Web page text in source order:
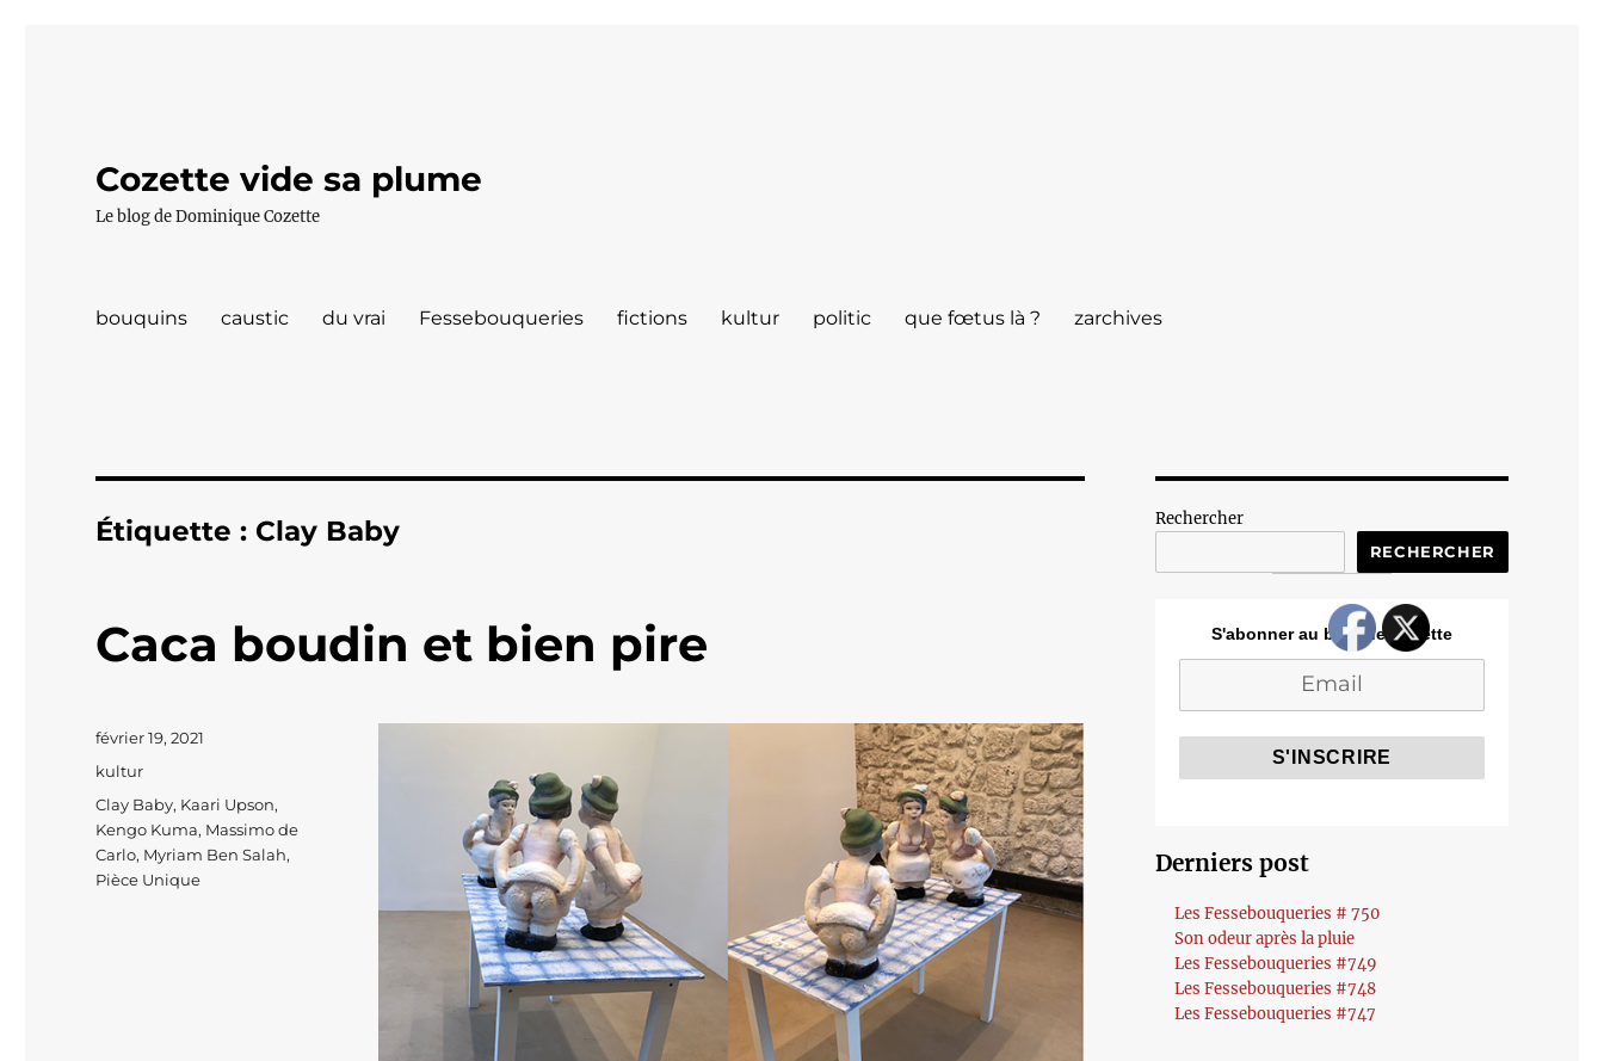
Cozette vide sa plume
Le blog de Dominique Cozette
bouquins caustic du vrai Fessebouqueries fictions kultur politic que fœtus là ? zarchives
Étiquette : Clay Baby
Caca boudin et bien pire
Publié
le
février 19, 2021
Catégories
kultur
Étiquettes
Clay Baby, Kaari Upson,
Kengo Kuma, Massimo de
Carlo, Myriam Ben Salah,
Pièce Unique
Rechercher
RECHERCHER
S'abonner au blog de Cozette
Derniers post
Les Fessebouqueries # 750
Son odeur après la pluie
Les Fessebouqueries #749
Les Fessebouqueries #748
Les Fessebouqueries #747